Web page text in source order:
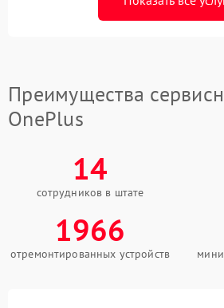
Преимущества
OnePlus
14
сотрудников в штате
1966
отремонтированных устройств